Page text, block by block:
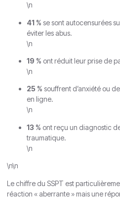
\n
41 % se sont autocensurées
éviter les abus.
\n
19 % ont réduit leur prise de
\n
25 % souffrent d’anxiété ou
en ligne.
\n
13 % ont reçu un diagnostic
traumatique.
\n
\n\n
Le chiffre du SSPT est
réaction « aberrante » mais une